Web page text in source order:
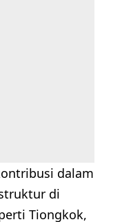
dalam
di
Tiongkok,